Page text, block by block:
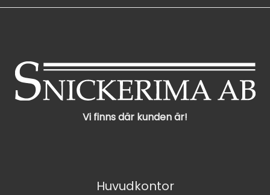
Vi finns där kunden är!
Huvudkontor